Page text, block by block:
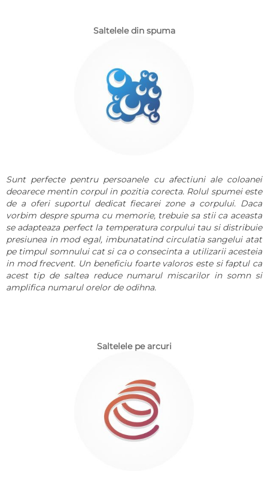
Saltelele din spuma
Sunt perfecte pentru persoanele cu afectiuni ale coloanei
deoarece mentin corpul in pozitia corecta. Rolul spumei este
de a oferi suportul dedicat fiecarei zone a corpului. Daca
vorbim despre spuma cu memorie, trebuie sa stii ca aceasta
se adapteaza perfect la temperatura corpului tau si distribuie
presiunea in mod egal, imbunatatind circulatia sangelui atat
pe timpul somnului cat si ca o consecinta a utilizarii acesteia
in mod frecvent. Un beneficiu foarte valoros este si faptul ca
acest tip de saltea reduce numarul miscarilor in somn si
amplifica numarul orelor de odihna.
Saltelele pe arcuri